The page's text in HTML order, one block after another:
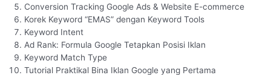
Conversion Tracking Google Ads & Website E-commerce
Korek Keyword “EMAS” dengan Keyword Tools
Keyword Intent
Ad Rank: Formula Google Tetapkan Posisi Iklan
Keyword Match Type
Tutorial Praktikal Bina Iklan Google yang Pertama